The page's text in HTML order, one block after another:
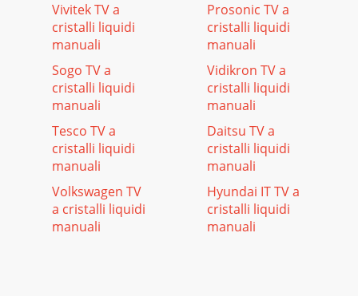
Vivitek TV a
cristalli liquidi
manuali
Sogo TV a
cristalli liquidi
manuali
Tesco TV a
cristalli liquidi
manuali
Volkswagen TV
a cristalli liquidi
manuali
Prosonic TV a
cristalli liquidi
manuali
Vidikron TV a
cristalli liquidi
manuali
Daitsu TV a
cristalli liquidi
manuali
Hyundai IT TV a
cristalli liquidi
manuali